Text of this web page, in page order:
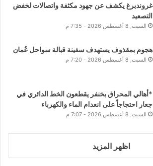
غروندبرغ يكشف عن جهود مكثفة واتصالات لخفض
التصعيد
السبت, 8 أغسطس 2026 - 7:35 م
هجوم بمقذوف يستهدف سفينة قبالة سواحل عُمان
السبت, 8 أغسطس 2026 - 7:20 م
*أهالي المحراق بخنفر يقطعون الخط الدائري في
جعار احتجاجاً على انعدام الماء والكهرباء
السبت, 8 أغسطس 2026 - 7:07 م
اظهر المزيد